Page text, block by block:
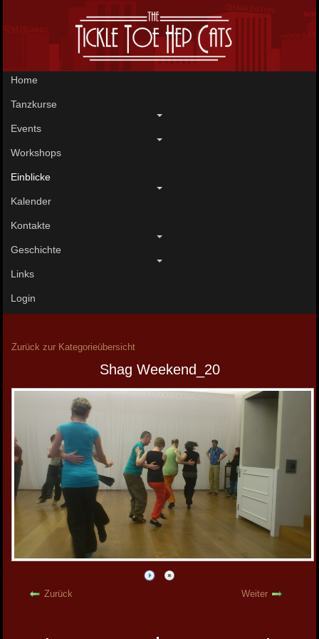
Home
Tanzkurse
Events
Workshops
Einblicke
Kalender
Kontakte
Geschichte
Links
Login
Zurück zur Kategorieübersicht
Shag Weekend_20
Zurück Weiter